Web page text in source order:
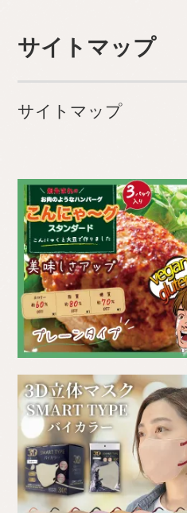
サイトマップ
サイトマップ